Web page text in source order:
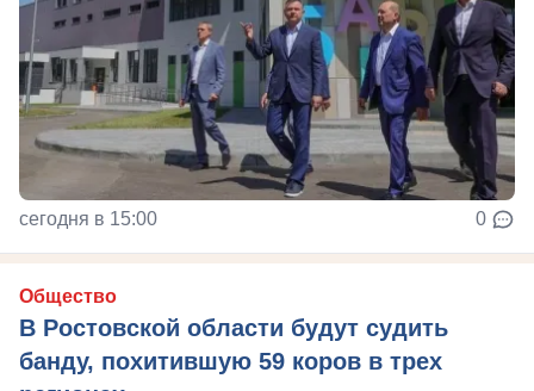
сегодня в 15:00 0
Общество
В Ростовской области будут судить
банду, похитившую 59 коров в трех